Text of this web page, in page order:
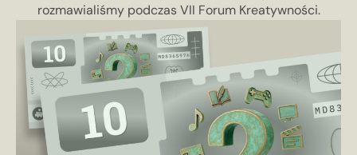
rozmawialiśmy podczas VII Forum Kreatywności.